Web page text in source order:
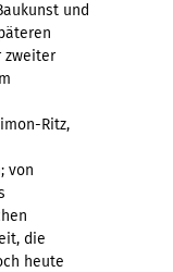
und
zweiter
Ritz,
von
die
heute